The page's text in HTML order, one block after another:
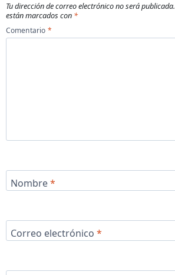
Tu dirección de correo electrónico no será publicada.
están marcados con *
Comentario *
Nombre*
Correo electrónico *